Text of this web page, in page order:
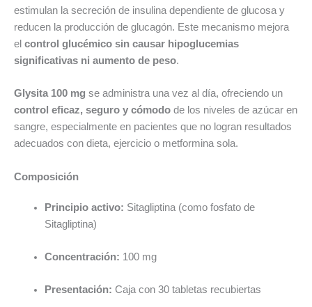
estimulan la secreción de insulina dependiente de glucosa y
reducen la producción de glucagón. Este mecanismo mejora
el control glucémico sin causar hipoglucemias
significativas ni aumento de peso.
Glysita 100 mg se administra una vez al día, ofreciendo un
control eficaz, seguro y cómodo de los niveles de azúcar en
sangre, especialmente en pacientes que no logran resultados
adecuados con dieta, ejercicio o metformina sola.
Composición
Principio activo: Sitagliptina (como fosfato de
Sitagliptina)
Concentración: 100 mg
Presentación: Caja con 30 tabletas recubiertas